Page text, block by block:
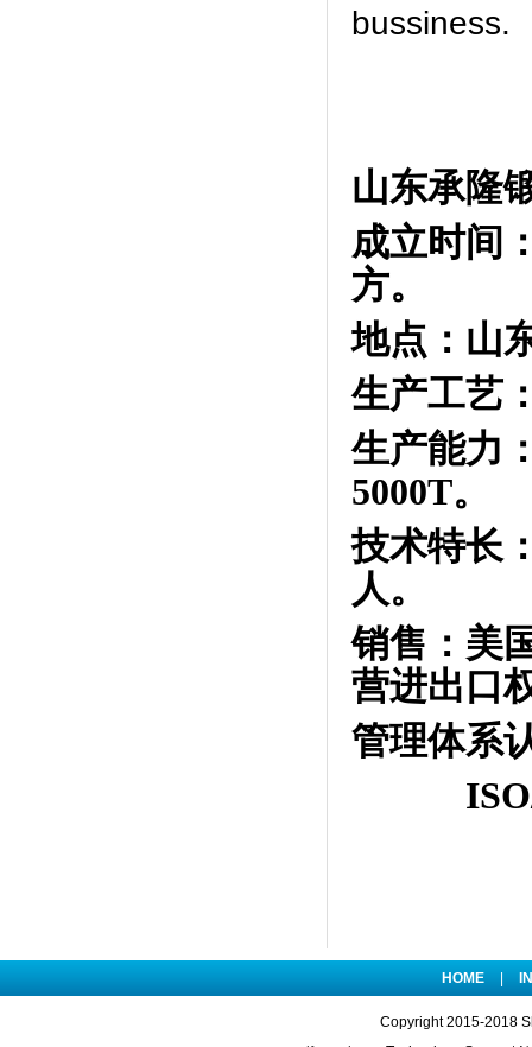
bussiness.
山东承隆
成立时间
方。
地点：山
生产工艺
生产能力
5000T。
技术特长
人。
销售：美
营进出口
管理体系
ISO/
HOME
Copyright 2015-2018